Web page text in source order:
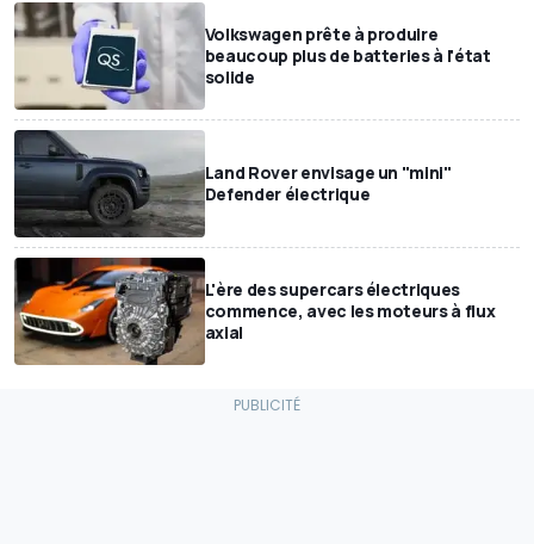
Volkswagen prête à produire
beaucoup plus de batteries à l'état
solide
Land Rover envisage un "mini"
Defender électrique
L'ère des supercars électriques
commence, avec les moteurs à flux
axial